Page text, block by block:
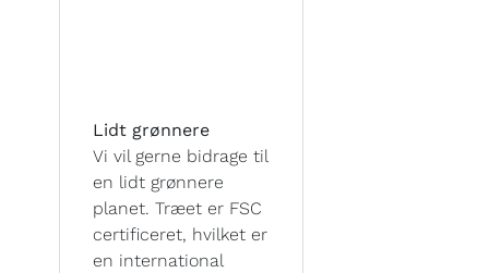
Lidt grønnere
Vi vil gerne bidrage til
en lidt grønnere
planet. Træet er FSC
certificeret, hvilket er
en international